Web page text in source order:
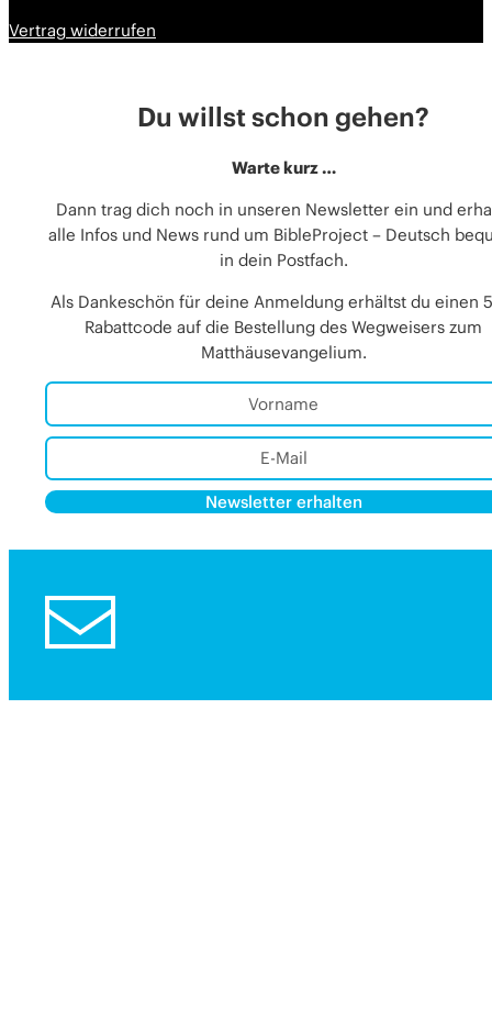
Vertrag widerrufen
Du willst schon gehen?
Warte kurz …
Dann trag dich noch in unseren Newsletter ein und
alle Infos und News rund um BibleProject – Deutsch
in dein Postfach.
Als Dankeschön für deine Anmeldung erhältst du einen
Rabattcode auf die Bestellung des Wegweisers zum
Matthäusevangelium.
Newsletter erhalten